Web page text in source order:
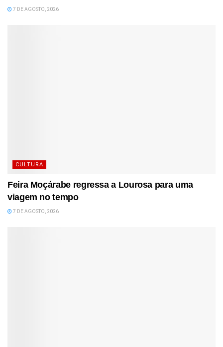
7 DE AGOSTO, 2026
CULTURA
Feira Moçárabe regressa a Lourosa para uma
viagem no tempo
7 DE AGOSTO, 2026